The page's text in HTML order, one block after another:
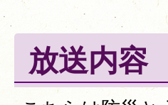
放送内容